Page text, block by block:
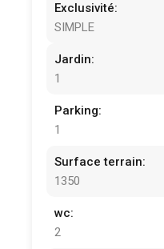
Exclusivité:
SIMPLE
Jardin:
1
Parking:
1
Surface terrain:
1350
wc:
2